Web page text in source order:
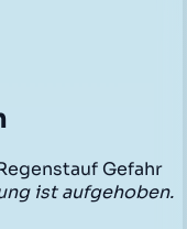
Gefahr
ist aufgehoben.